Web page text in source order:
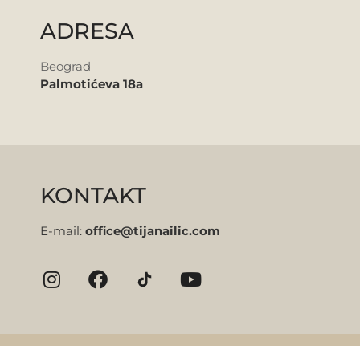
ADRESA
Beograd
Palmotićeva 18a
KONTAKT
E-mail: office@tijanailic.com